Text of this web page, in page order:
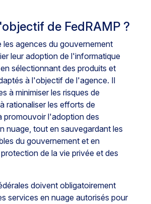
de FedRAMP ?
les agences du gouvernement
leur adoption de l'informatique
sélectionnant des produits et
à l'objectif de l'agence. Il
à minimiser les risques de
rationaliser les efforts de
promouvoir l'adoption des
nuage, tout en sauvegardant les
du gouvernement et en
de la vie privée et des
doivent obligatoirement
services en nuage autorisés pour